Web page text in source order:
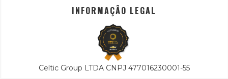
INFORMAÇÃO LEGAL
Celtic Group LTDA CNPJ 477016230001-55